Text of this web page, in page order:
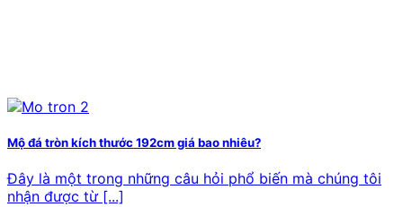
Mộ đá tròn kích thước 192cm giá bao nhiêu?
Đây là một trong những câu hỏi phổ biến mà chúng tôi
nhận được từ [...]